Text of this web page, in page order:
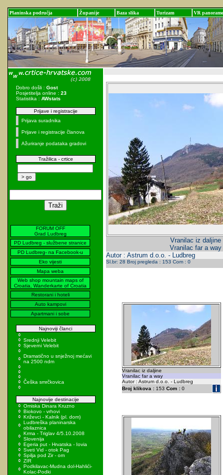
Planinska područja Županije Baza slika Turizam VR panorame
Dobro došli : Gost
Posjetitelja online : 23
Statistika : AWstats
Prijave i registracije
Prijava suradnika
Prijave i registracije članova
Ažuriranje podataka gradovi
Tražilica - crtice
FORUM OFF
Grad Ludbreg
PD Ludbreg - službene stranice
PD Ludbreg- na Facebook-u
Eko vijesti
Mapa weba
Web shop mountain maps of
Croatia, Wanderkarte of Croatia
Restorani i hoteli
Auto kampovi
Apartmani i sobe
Najnoviji članci
Srednji Velebit
Sjeverni Velebit
Dramatično u snježnoj mećavi
na 2500 ndm
Češka smrčkovica
Najnovije destinacije
Omiska Dinara Kruzno
Biokovo - vrhovi
Križevci - Kalnik (pl. dom)
Ludbreška planinarska
obilaznica
Krma - Triglav 4/5.10.2008
Slovenija
Egeria put - Hrvatska - Iovia
Sveti Vid - otok Pag
Spilja pod Zir - om
ZIR
Podkilavac-Mudna dol-Hahlići-
Kolac-Podki
Vranilac iz daljine
Vranilac far a way
Autor : Astrum d.o.o. - Ludbreg
Sl.br: 28 Broj pregleda : 153 Com : 0
Vranilac iz daljine
Vranilac far a way
Autor : Astrum d.o.o. - Ludbreg
Broj klikova :153 Com :0